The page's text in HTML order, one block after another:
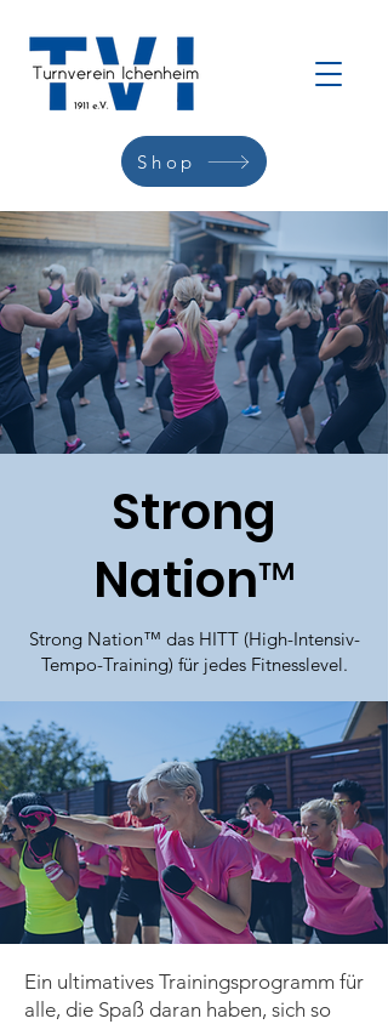
Shop
Strong
Nation™
Strong Nation™ das HITT (High-Intensiv-
Tempo-Training) für jedes Fitnesslevel.
Ein ultimatives Trainingsprogramm für
alle, die Spaß daran haben, sich so